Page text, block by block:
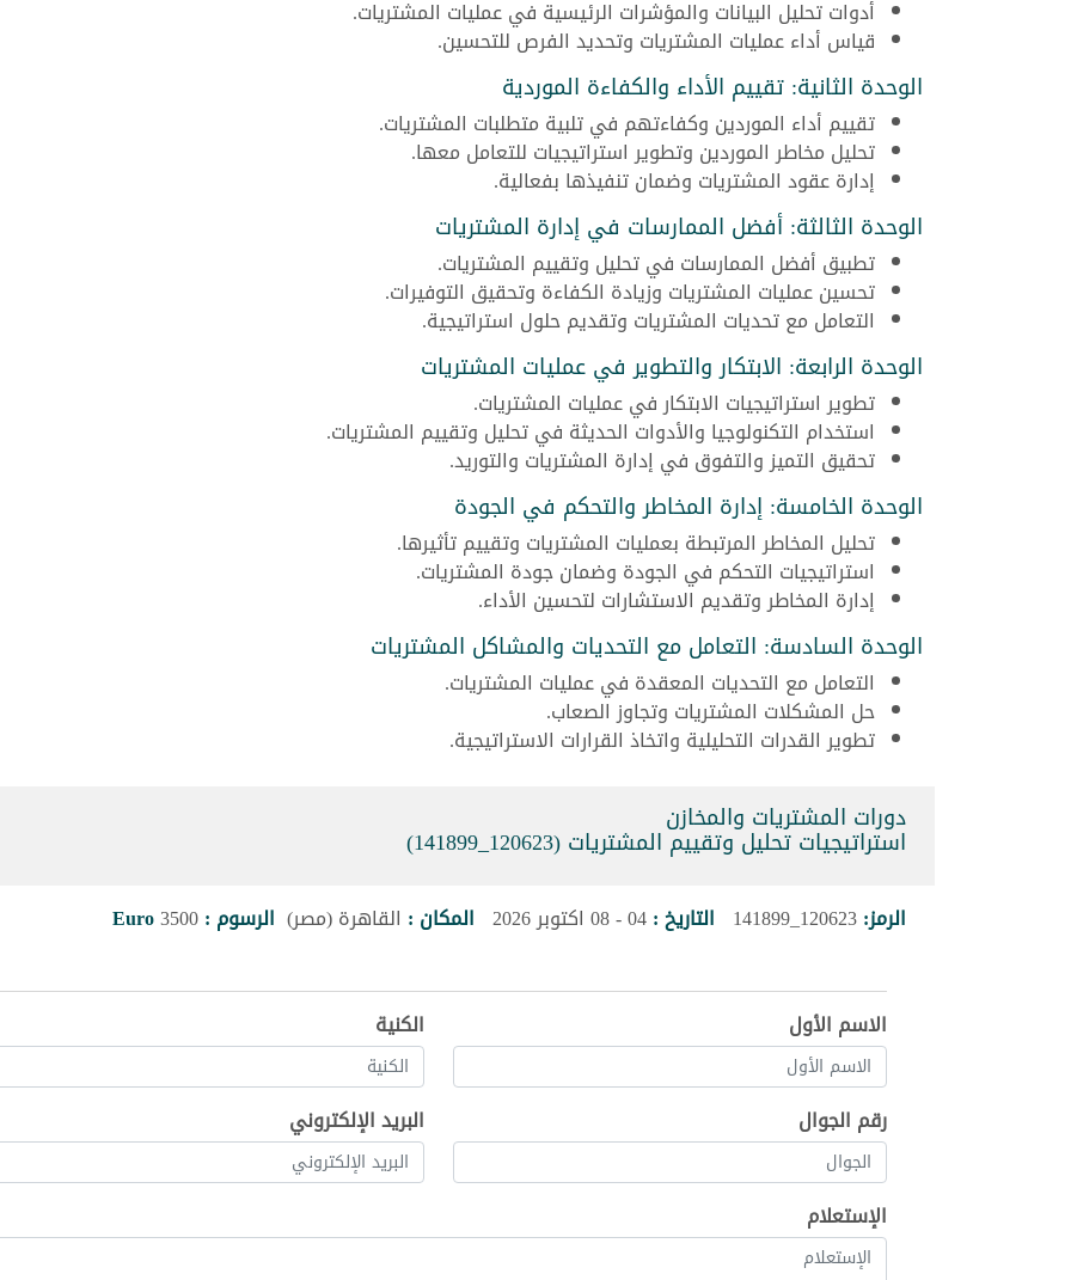
أدوات تحليل البيانات والمؤشرات الرئيسية في عمليات المشتريات.
قياس أداء عمليات المشتريات وتحديد الفرص للتحسين.
الوحدة الثانية: تقييم الأداء والكفاءة الموردية
تقييم أداء الموردين وكفاءتهم في تلبية متطلبات المشتريات.
تحليل مخاطر الموردين وتطوير استراتيجيات للتعامل معها.
إدارة عقود المشتريات وضمان تنفيذها بفعالية.
الوحدة الثالثة: أفضل الممارسات في إدارة المشتريات
تطبيق أفضل الممارسات في تحليل وتقييم المشتريات.
تحسين عمليات المشتريات وزيادة الكفاءة وتحقيق التوفيرات.
التعامل مع تحديات المشتريات وتقديم حلول استراتيجية.
الوحدة الرابعة: الابتكار والتطوير في عمليات المشتريات
تطوير استراتيجيات الابتكار في عمليات المشتريات.
استخدام التكنولوجيا والأدوات الحديثة في تحليل وتقييم المشتريات.
تحقيق التميز والتفوق في إدارة المشتريات والتوريد.
الوحدة الخامسة: إدارة المخاطر والتحكم في الجودة
تحليل المخاطر المرتبطة بعمليات المشتريات وتقييم تأثيرها.
استراتيجيات التحكم في الجودة وضمان جودة المشتريات.
إدارة المخاطر وتقديم الاستشارات لتحسين الأداء.
الوحدة السادسة: التعامل مع التحديات والمشاكل المشتريات
التعامل مع التحديات المعقدة في عمليات المشتريات.
حل المشكلات المشتريات وتجاوز الصعاب.
تطوير القدرات التحليلية واتخاذ القرارات الاستراتيجية.
دورات المشتريات والمخازن
استراتيجيات تحليل وتقييم المشتريات (120623_141899)
الرمز:120623_141899 التاريخ :04 - 08 اكتوبر 2026 المكان : القاهرة (مصر) الرسوم :3500
Euro
الاسم الأول الكنية
رقم الجوال البريد الإلكتروني
الإستعلام